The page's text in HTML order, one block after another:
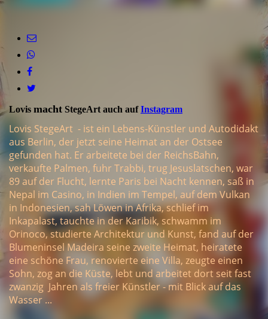
Lovis macht StegeArt auch aufInstagram
Lovis StegeArt - ist ein Lebens-Künstler und Autodidakt
aus Berlin, der jetzt seine Heimat an der Ostsee
gefunden hat. Er arbeitete bei der ReichsBahn,
verkaufte Palmen, fuhr Trabbi, trug Jesuslatschen, war
89 auf der Flucht, lernte Paris bei Nacht kennen, saß in
Nepal im Casino, in Indien im Tempel, auf dem Vulkan
in Indonesien, sah Löwen in Afrika, schlief im
Inkapalast, tauchte in der Karibik, schwamm im
Orinoco, studierte Architektur und Kunst, fand auf der
Blumeninsel Madeira seine zweite Heimat, heiratete
eine schöne Frau, renovierte eine Villa, zeugte einen
Sohn, zog an die Küste, lebt und arbeitet dort seit fast
zwanzig Jahren als freier Künstler - mit Blick auf das
Wasser ...